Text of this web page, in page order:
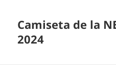
Camiseta de la
2024